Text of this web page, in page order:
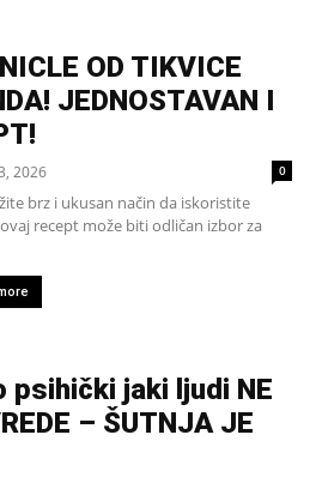
OD TIKVICE
JEDNOSTAVAN I
2026 0
brz i ukusan način da iskoristite
recept može biti odličan izbor za
psihički jaki ljudi NE
– ŠUTNJA JE